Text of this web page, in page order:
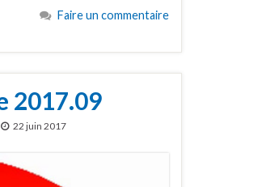
Faire un commentaire
2017.09
22 juin 2017